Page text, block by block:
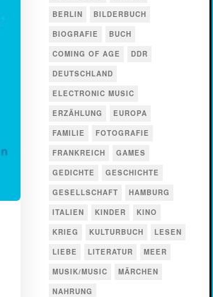
BERLIN
BILDERBUCH
BIOGRAFIE
BUCH
COMING OF AGE
DDR
DEUTSCHLAND
ELECTRONIC MUSIC
ERZÄHLUNG
EUROPA
FAMILIE
FOTOGRAFIE
FRANKREICH
GAMES
GEDICHTE
GESCHICHTE
GESELLSCHAFT
HAMBURG
ITALIEN
KINDER
KINO
KRIEG
KULTURBUCH
LESEN
LIEBE
LITERATUR
MEER
MUSIK/MUSIC
MÄRCHEN
NAHRUNG